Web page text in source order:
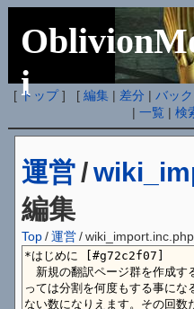
i
[ トップ] [編集 | 差分 |バッ
|一覧 |検
運営 /
編集
Top /運営/wiki_import.inc.php